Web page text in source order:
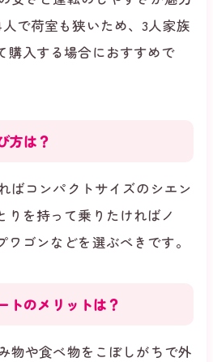
で荷室も狭いため、3人家族
購入する場合におすすめで
方は？
ばコンパクトサイズのシエン
りを持って乗りたければノ
ゴンなどを選ぶべきです。
トのメリットは？
物や食べ物をこぼしがちで外